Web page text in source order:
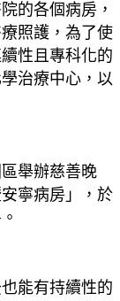
的各個病房，
照護，為了使
性且專科化的
治療中心，以
舉辦慈善晚
寧病房」，於
能有持續性的